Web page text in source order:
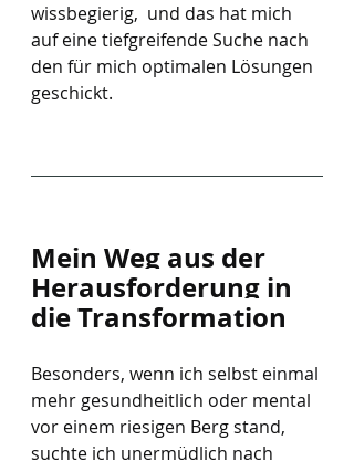
wissbegierig,  und das hat mich
auf eine tiefgreifende Suche nach
den für mich optimalen Lösungen
geschickt.
Mein Weg aus der
Herausforderung in
die Transformation
Besonders, wenn ich selbst einmal
mehr gesundheitlich oder mental
vor einem riesigen Berg stand,
suchte ich unermüdlich nach